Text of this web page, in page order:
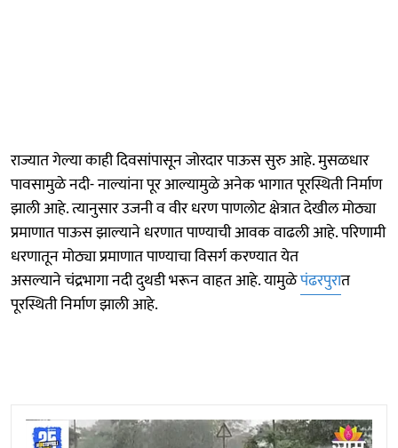
राज्यात गेल्या काही दिवसांपासून जोरदार पाऊस सुरु आहे. मुसळधार
पावसामुळे नदी- नाल्यांना पूर आल्यामुळे अनेक भागात पूरस्थिती निर्माण
झाली आहे. त्यानुसार उजनी व वीर धरण पाणलोट क्षेत्रात देखील मोठ्या
प्रमाणात पाऊस झाल्याने धरणात पाण्याची आवक वाढली आहे. परिणामी
धरणातून मोठ्या प्रमाणात पाण्याचा विसर्ग करण्यात येत
असल्याने चंद्रभागा नदी दुथडी भरून वाहत आहे. यामुळेपंढरपुरात
पूरस्थिती निर्माण झाली आहे.